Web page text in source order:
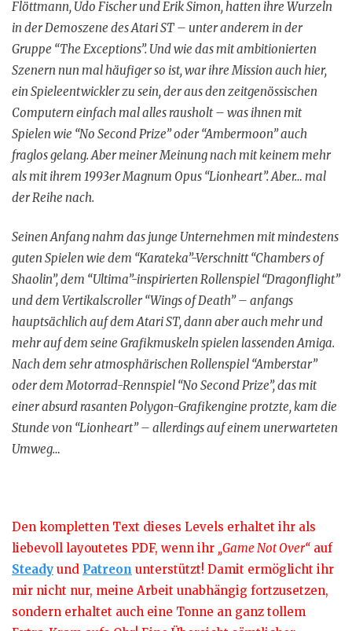
Flöttmann, Udo Fischer und Erik Simon, hatten ihre Wurzeln
in der Demoszene des Atari ST – unter anderem in der
Gruppe “The Exceptions”. Und wie das mit ambitionierten
Szenern nun mal häufiger so ist, war ihre Mission auch hier,
ein Spieleentwickler zu sein, der aus den zeitgenössischen
Computern einfach mal alles rausholt – was ihnen mit
Spielen wie “No Second Prize” oder “Ambermoon” auch
fraglos gelang. Aber meiner Meinung nach mit keinem mehr
als mit ihrem 1993er Magnum Opus “Lionheart”. Aber… mal
der Reihe nach.
Seinen Anfang nahm das junge Unternehmen mit mindestens
guten Spielen wie dem “Karateka”-Verschnitt “Chambers of
Shaolin”, dem “Ultima”-inspirierten Rollenspiel “Dragonflight”
und dem Vertikalscroller “Wings of Death” – anfangs
hauptsächlich auf dem Atari ST, dann aber auch mehr und
mehr auf dem seine Grafikmuskeln spielen lassenden Amiga.
Nach dem sehr atmosphärischen Rollenspiel “Amberstar”
oder dem Motorrad-Rennspiel “No Second Prize”, das mit
einer absurd rasanten Polygon-Grafikengine protzte, kam die
Stunde von “Lionheart” – allerdings auf einem unerwarteten
Umweg…
Den kompletten Text dieses Levels erhaltet ihr als
liebevoll layoutetes PDF, wenn ihr „Game Not Over“ auf
Steady und Patreon unterstützt! Damit ermöglicht ihr
mir nicht nur, meine Arbeit unabhängig fortzusetzen,
sondern erhaltet auch eine Tonne an ganz tollem